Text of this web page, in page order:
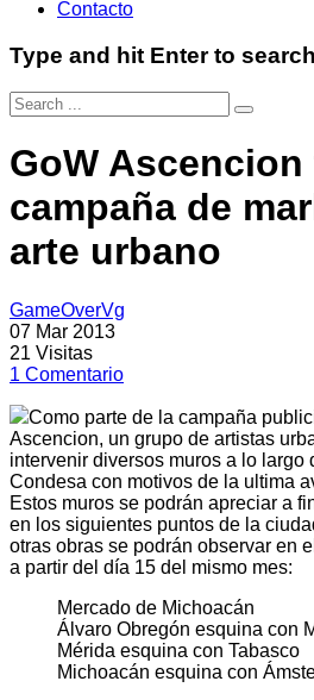
Contacto
Type and hit Enter to search
GoW
campaña de
arte urbano
GameOverVg
07 Mar 2013
21 Visitas
1 Comentario
Como parte de la campaña
Ascencion, un grupo de artistas
intervenir diversos muros a lo largo
Condesa con motivos de la ultima
Estos muros se podrán apreciar a
en los siguientes puntos de la
otras obras se podrán observar en
a partir del día 15 del mismo mes:
Mercado de Michoacán
Álvaro Obregón esquina con
Mérida esquina con Tabasco
Michoacán esquina con